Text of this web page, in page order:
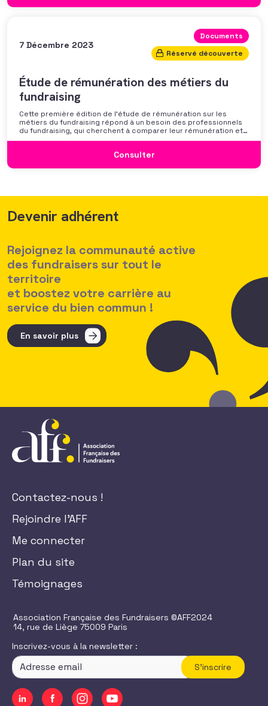
7 Décembre 2023
Documents
Réservé découverte
Étude de rémunération des métiers du
fundraising
Cette première édition de l’étude de rémunération sur les
métiers du fundraising répond à un besoin des professionnels
du fundraising, qui cherchent à comparer leur rémunération et à
se positionner. Elle répond également à une préoccupation
des politiques salariales comme un enjeu majeur,
Consulter
Devenir adhérent
Rejoignez la communauté active
des fundraisers sur tout le
territoire
et boostez votre carrière au
service du bien commun !
En savoir plus
Contactez-nous !
Rejoindre l'AFF
Me connecter
Plan du site
Témoignages
Association Française des Fundraisers ©AFF2024
14, rue de Liège 75009 Paris
Inscrivez-vous à la newsletter :
S'inscrire